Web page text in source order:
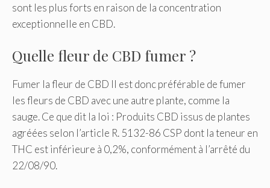
sont les plus forts en raison de la concentration
exceptionnelle en CBD.
Quelle fleur de CBD fumer ?
Fumer la fleur de CBD Il est donc préférable de fumer
les fleurs de CBD avec une autre plante, comme la
sauge. Ce que dit la loi : Produits CBD issus de plantes
agréées selon l’article R. 5132-86 CSP dont la teneur en
THC est inférieure à 0,2%, conformément à l’arrêté du
22/08/90.